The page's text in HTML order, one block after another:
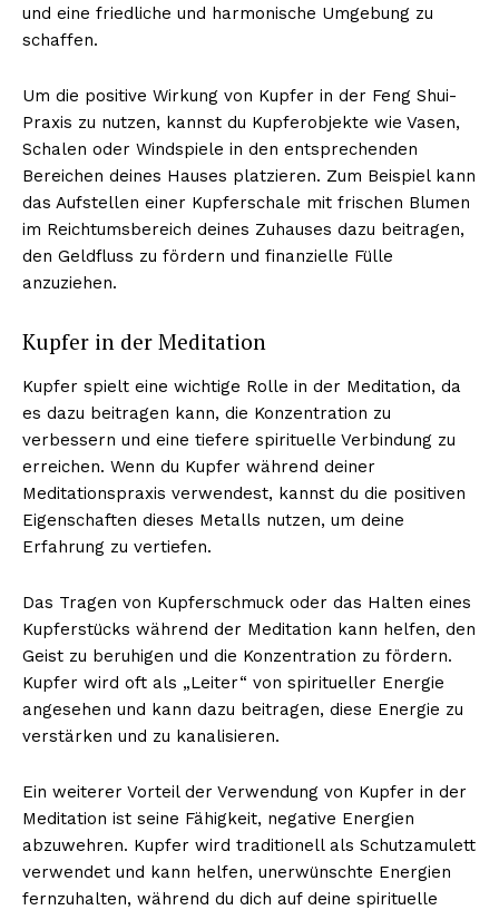
und eine friedliche und harmonische Umgebung zu
schaffen.
Um die positive Wirkung von Kupfer in der Feng Shui-
Praxis zu nutzen, kannst du Kupferobjekte wie Vasen,
Schalen oder Windspiele in den entsprechenden
Bereichen deines Hauses platzieren. Zum Beispiel kann
das Aufstellen einer Kupferschale mit frischen Blumen
im Reichtumsbereich deines Zuhauses dazu beitragen,
den Geldfluss zu fördern und finanzielle Fülle
anzuziehen.
Kupfer in der Meditation
Kupfer spielt eine wichtige Rolle in der Meditation, da
es dazu beitragen kann, die Konzentration zu
verbessern und eine tiefere spirituelle Verbindung zu
erreichen. Wenn du Kupfer während deiner
Meditationspraxis verwendest, kannst du die positiven
Eigenschaften dieses Metalls nutzen, um deine
Erfahrung zu vertiefen.
Das Tragen von Kupferschmuck oder das Halten eines
Kupferstücks während der Meditation kann helfen, den
Geist zu beruhigen und die Konzentration zu fördern.
Kupfer wird oft als „Leiter“ von spiritueller Energie
angesehen und kann dazu beitragen, diese Energie zu
verstärken und zu kanalisieren.
Ein weiterer Vorteil der Verwendung von Kupfer in der
Meditation ist seine Fähigkeit, negative Energien
abzuwehren. Kupfer wird traditionell als Schutzamulett
verwendet und kann helfen, unerwünschte Energien
fernzuhalten, während du dich auf deine spirituelle